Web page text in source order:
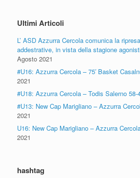
Ultimi Articoli
L’ ASD Azzurra Cercola comunica la
addestrative, in vista della stagione
Agosto 2021
#U16: Azzurra Cercola – 75′ Basket
2021
#U18: Azzurra Cercola – Todis Salerno 58-
#U13: New Cap Marigliano – Azzurra
2021
U16: New Cap Marigliano – Azzurra
2021
hashtag